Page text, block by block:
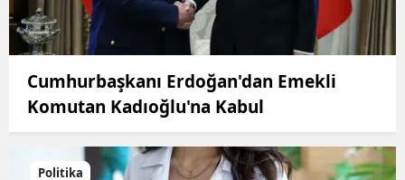
Cumhurbaşkanı Erdoğan'dan Emekli
Komutan Kadıoğlu'na Kabul
Politika